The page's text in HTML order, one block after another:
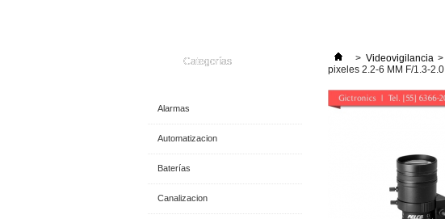
Categorías
Alarmas
Automatizacion
Baterías
Canalizacion
> Videovigilancia >
pixeles 2.2-6 MM F/1.3-2.0